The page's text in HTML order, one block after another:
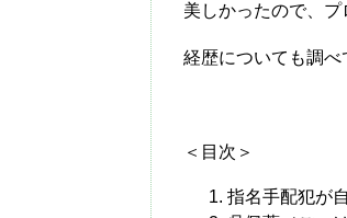
美しかったので、
経歴についても調べ
＜目次＞
指名手配犯が